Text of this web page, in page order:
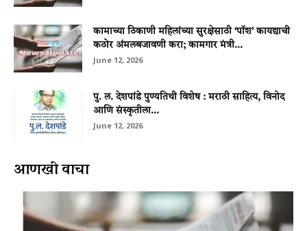
कामाच्या ठिकाणी महिलांच्या सुरक्षेसाठी ‘पॉश’ कायद्याची
कठोर अंमलबजावणी करा; कामगार मंत्री...
June 12, 2026
पु. ल. देशपांडे पुण्यतिथी विशेष : मराठी साहित्य, विनोद
आणि संस्कृतीला...
June 12, 2026
आणखी वाचा